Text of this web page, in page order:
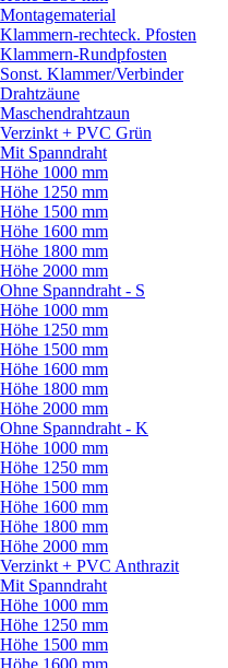
Montagematerial
Klammern-rechteck. Pfosten
Klammern-Rundpfosten
Sonst. Klammer/Verbinder
Drahtzäune
Maschendrahtzaun
Verzinkt + PVC Grün
Mit Spanndraht
Höhe 1000 mm
Höhe 1250 mm
Höhe 1500 mm
Höhe 1600 mm
Höhe 1800 mm
Höhe 2000 mm
Ohne Spanndraht - S
Höhe 1000 mm
Höhe 1250 mm
Höhe 1500 mm
Höhe 1600 mm
Höhe 1800 mm
Höhe 2000 mm
Ohne Spanndraht - K
Höhe 1000 mm
Höhe 1250 mm
Höhe 1500 mm
Höhe 1600 mm
Höhe 1800 mm
Höhe 2000 mm
Verzinkt + PVC Anthrazit
Mit Spanndraht
Höhe 1000 mm
Höhe 1250 mm
Höhe 1500 mm
Höhe 1600 mm